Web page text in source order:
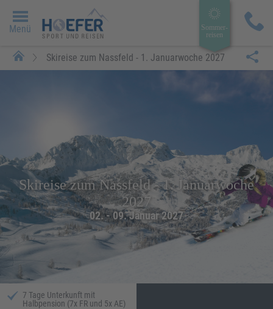
Menü
Sommer­
reisen
Skireise zum Nassfeld - 1. Januarwoche 2027
Skireise zum Nassfeld - 1. Januarwoche
2027
02. - 09. Januar 2027
7 Tage Unterkunft mit
Halbpension (7x FR und 5x AE)